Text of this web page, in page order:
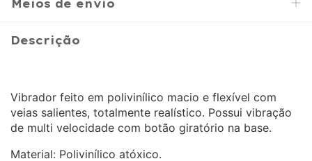
Meios de envio
Descrição
Vibrador feito em polivinílico macio e flexível com
veias salientes, totalmente realístico. Possui vibração
de multi velocidade com botão giratório na base.
Material: Polivinílico atóxico.